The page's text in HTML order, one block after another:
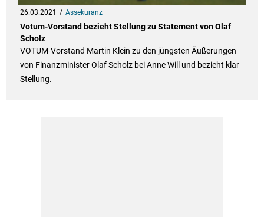
26.03.2021 Assekuranz
Votum-Vorstand bezieht Stellung zu Statement von Olaf
Scholz
VOTUM-Vorstand Martin Klein zu den jüngsten Äußerungen
von Finanzminister Olaf Scholz bei Anne Will und bezieht klar
Stellung.